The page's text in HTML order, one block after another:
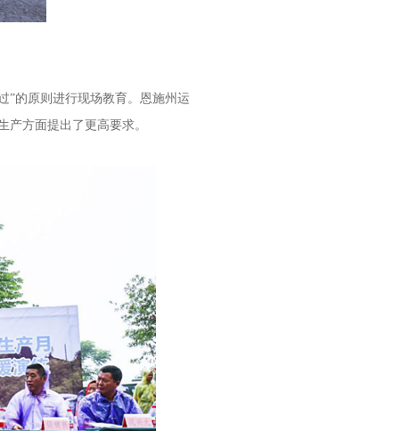
的原则进行现场教育。恩施州运
方面提出了更高要求。